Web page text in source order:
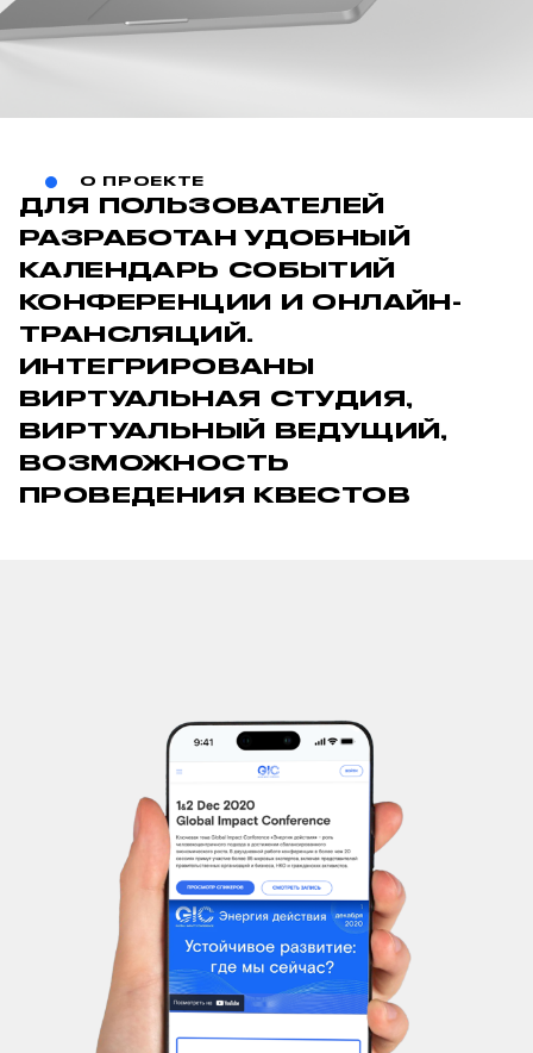
О ПРОЕКТЕ
ДЛЯ ПОЛЬЗОВАТЕЛЕЙ
РАЗРАБОТАН УДОБНЫЙ
КАЛЕНДАРЬ СОБЫТИЙ
КОНФЕРЕНЦИИ И ОНЛАЙН-
ТРАНСЛЯЦИЙ.
ИНТЕГРИРОВАНЫ
ВИРТУАЛЬНАЯ СТУДИЯ,
ВИРТУАЛЬНЫЙ ВЕДУЩИЙ,
ВОЗМОЖНОСТЬ
ПРОВЕДЕНИЯ КВЕСТОВ